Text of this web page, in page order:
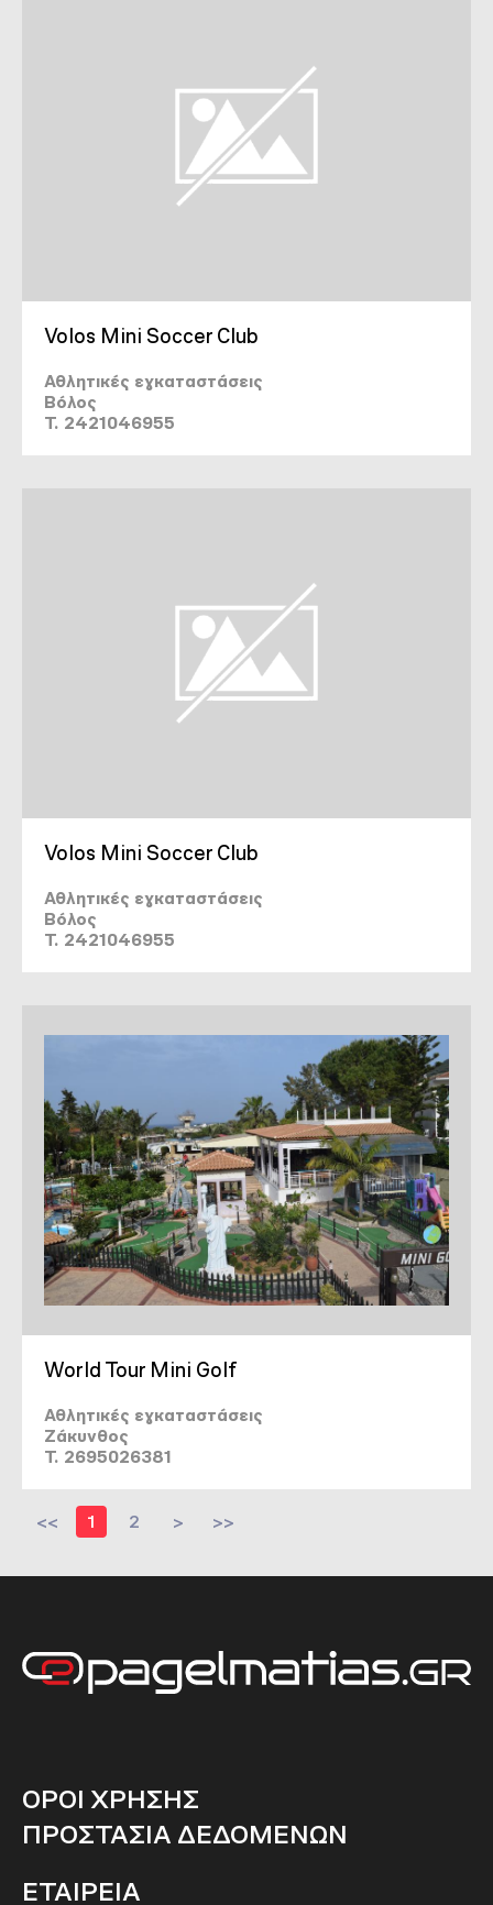
Volos Mini Soccer Club
Αθλητικές εγκαταστάσεις
Βόλος
T. 2421046955
Volos Mini Soccer Club
Αθλητικές εγκαταστάσεις
Βόλος
T. 2421046955
World Tour Mini Golf
Αθλητικές εγκαταστάσεις
Ζάκυνθος
T. 2695026381
<< 1 2 > >>
ΟΡΟΙ ΧΡΗΣΗΣ
ΠΡΟΣΤΑΣΙΑ ΔΕΔΟΜΕΝΩΝ
ΕΤΑΙΡΕΙΑ